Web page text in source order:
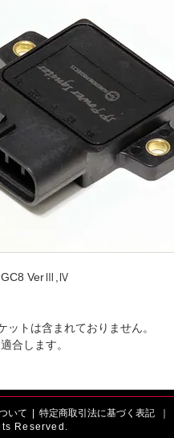
GC8 VerⅢ,Ⅳ
トは含まれておりません。
合します。
いて 特定商取引法に基づく表記 ｜
Reserved.